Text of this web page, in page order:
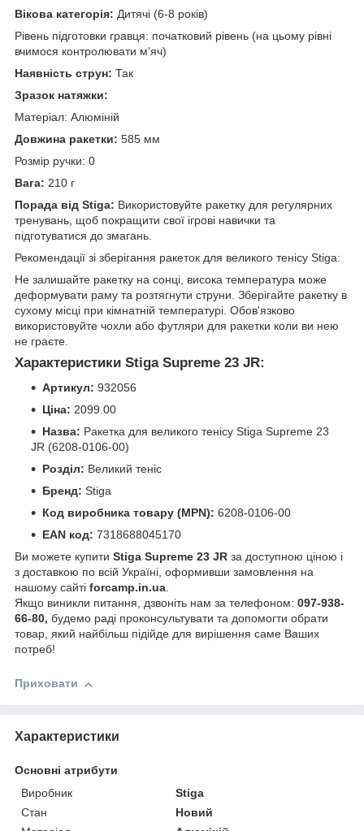
Вікова категорія: Дитячі (6-8 років)
Рівень підготовки гравця: початковий рівень (на цьому рівні
вчимося контролювати м'яч)
Наявність струн: Так
Зразок натяжки:
Матеріал: Алюміній
Довжина ракетки: 585 мм
Розмір ручки: 0
Вага: 210 г
Порада від Stiga: Використовуйте ракетку для регулярних
тренувань, щоб покращити свої ігрові навички та
підготуватися до змагань.
Рекомендації зі зберігання ракеток для великого тенісу Stiga:
Не залишайте ракетку на сонці, висока температура може
деформувати раму та розтягнути струни. Зберігайте ракетку в
сухому місці при кімнатній температурі. Обов'язково
використовуйте чохли або футляри для ракетки коли ви нею
не граєте.
Характеристики Stiga Supreme 23 JR:
Артикул: 932056
Ціна: 2099.00
Назва: Ракетка для великого тенісу Stiga Supreme 23
JR (6208-0106-00)
Розділ: Великий теніс
Бренд: Stiga
Код виробника товару (MPN): 6208-0106-00
EAN код: 7318688045170
Ви можете купити Stiga Supreme 23 JR за доступною ціною і
з доставкою по всій Україні, оформивши замовлення на
нашому сайті forcamp.in.ua.
Якщо виникли питання, дзвоніть нам за телефоном: 097-938-
66-80, будемо раді проконсультувати та допомогти обрати
товар, який найбільш підійде для вирішення саме Ваших
потреб!
Приховати
Характеристики
Основні атрибути
Виробник
Stiga
Стан
Новий